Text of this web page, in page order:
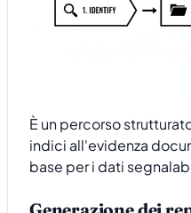
È un percorso
indici all'evidenza
base per i dati